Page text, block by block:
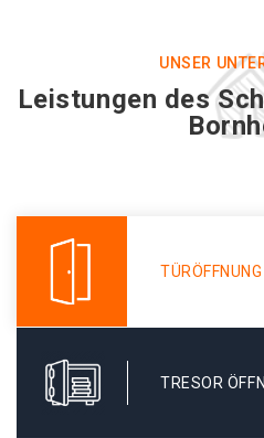
UNSER
Leistungen des
TÜRÖFFNUNG
TRESOR